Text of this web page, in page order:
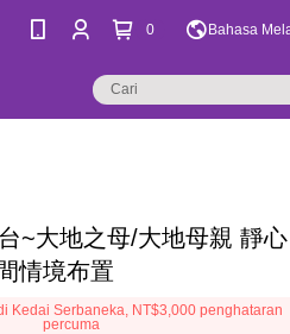
0 Bahasa
~大地之母/大地母親 靜
情境布置
Kedai Serbaneka, NT$3,000 penghataran
percuma